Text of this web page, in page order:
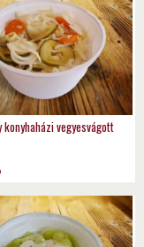
vegyesvágott